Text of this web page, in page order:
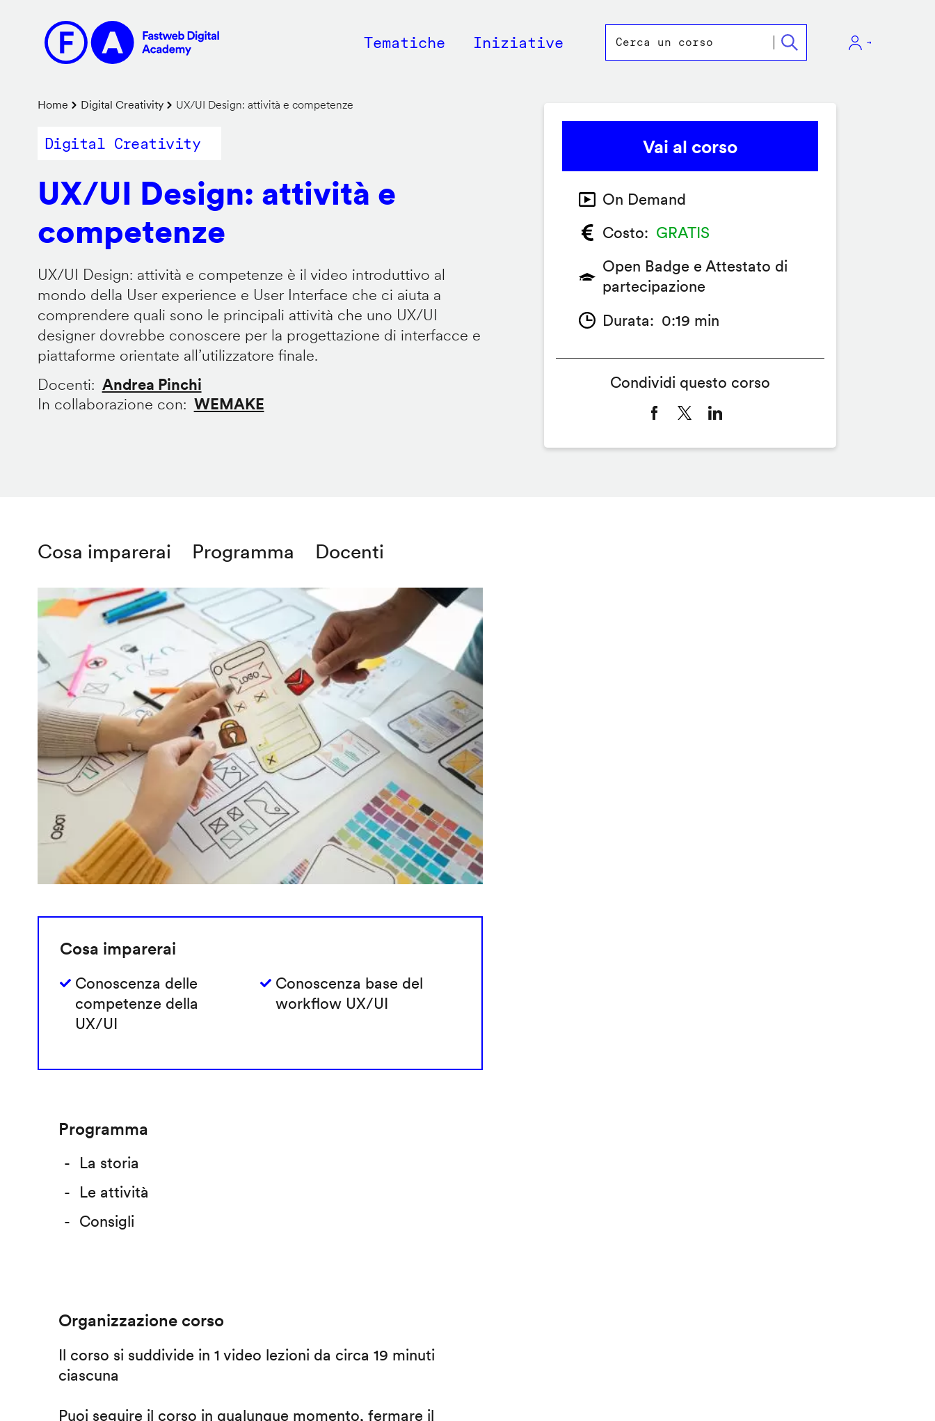
contenuto
principale
Main
Tematiche Iniziative
Briciole
di
Home Digital Creativity UX/UI Design: attività e competenze
Digital Creativity
UX/UI Design: attività e
competenze
UX/UI Design: attività e competenze è il video introduttivo al
mondo della User experience e User Interface che ci aiuta a
comprendere quali sono le principali attività che uno UX/UI
designer dovrebbe conoscere per la progettazione di interfacce e
piattaforme orientate all’utilizzatore finale.
Docenti
Andrea Pinchi
In collaborazione con
WEMAKE
Cosa imparerai Programma Docenti
Cosa imparerai
Conoscenza delle
competenze della
UX/UI
Conoscenza base del
workflow UX/UI
Programma
La storia
Le attività
Consigli
Organizzazione corso
Il corso si suddivide in 1 video lezioni da circa 19 minuti
ciascuna
Puoi seguire il corso in qualunque momento, fermare il
Vai al corso
On Demand
Costo
GRATIS
Open Badge e Attestato di
partecipazione
Durata
0:19 min
Condividi questo corso